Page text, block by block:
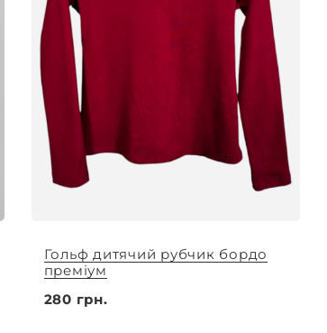
Гольф дитячий рубчик бордо
преміум
280 грн.